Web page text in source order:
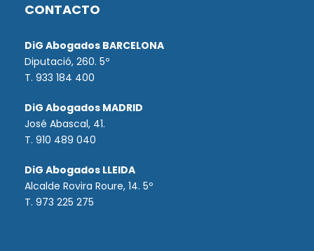
CONTACTO
DiG Abogados BARCELONA
Diputació, 260. 5º
T. 933 184 400
DiG Abogados MADRID
José Abascal, 41.
T. 910 489 040
DiG Abogados LLEIDA
Alcalde Rovira Roure, 14. 5º
T. 973 225 275